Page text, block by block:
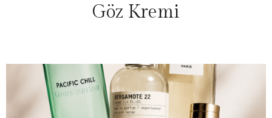
Göz Kremi